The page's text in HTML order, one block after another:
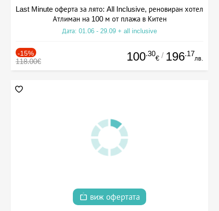
Last Minute оферта за лято: All Inclusive, реновиран хотел
Атлиман на 100 м от плажа в Китен
Дата: 01.06 - 29.09 + all inclusive
-15%
118.00€ 100.30
€ / 196.17
лв.
виж офертата